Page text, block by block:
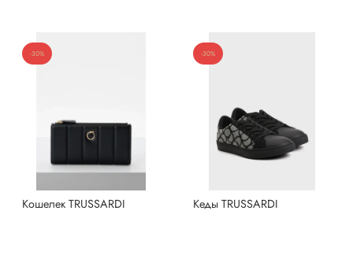
-30%
Кошелек TRUSSARDI
-30%
Кеды TRUSSARDI